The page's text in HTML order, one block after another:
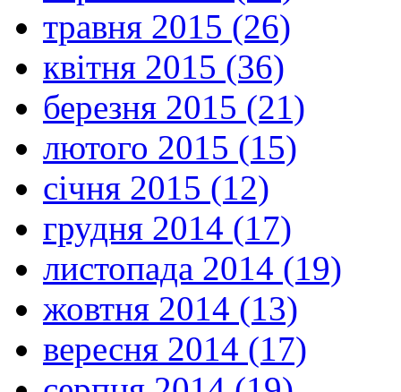
травня 2015 (26)
квітня 2015 (36)
березня 2015 (21)
лютого 2015 (15)
січня 2015 (12)
грудня 2014 (17)
листопада 2014 (19)
жовтня 2014 (13)
вересня 2014 (17)